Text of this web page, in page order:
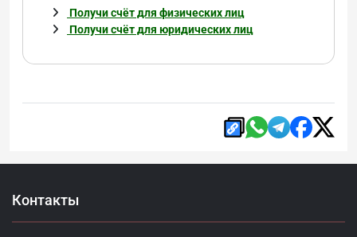
Получи счёт для физических лиц
Получи счёт для юридических лиц
Контакты